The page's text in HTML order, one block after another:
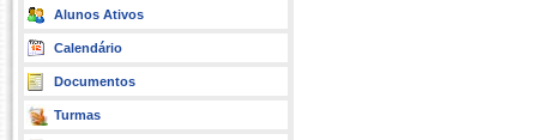
Alunos Ativos
Calendário
Documentos
Turmas